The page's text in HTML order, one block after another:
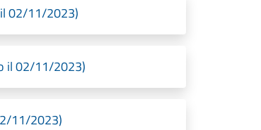
il 02/11/2023)
il 02/11/2023)
11/2023)